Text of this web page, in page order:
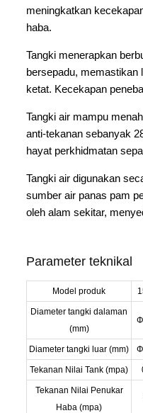
meningkatkan
haba.
Tangki menerapkan
bersepadu, memastikan
ketat. Kecekapan
Tangki air mampu
anti-tekanan sebanyak
hayat perkhidmatan
Tangki air digunakan
sumber air panas pam
oleh alam sekitar,
Parameter teknikal
Model produk
Diameter tangki dalaman
(mm)
Diameter tangki luar (mm)
Tekanan Nilai Tank (mpa)
Tekanan Nilai Penukar
Haba (mpa)